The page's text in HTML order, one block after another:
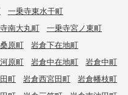
一乗寺東水干町
南大丸町
一乗寺宮ノ東町
原町
岩倉下在地町
原町 岩倉中在地町
岩倉中町
町 岩倉西宮田町
岩倉幡枝町